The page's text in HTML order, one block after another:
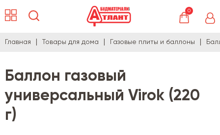
0
Главная Товары для дома Газовые плиты и баллоны
Баллон газовый
универсальный Virok (220
г)